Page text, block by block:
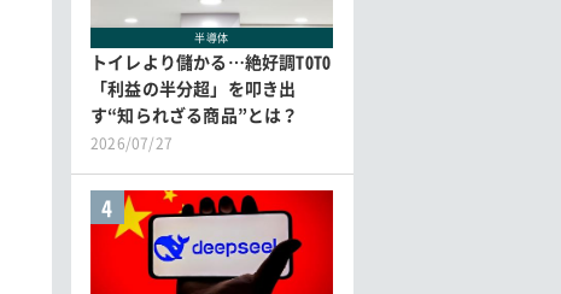
半導体
トイレより儲かる…絶好調TOTO
「利益の半分超」を叩き出
す“知られざる商品”とは？
2026/07/27
4